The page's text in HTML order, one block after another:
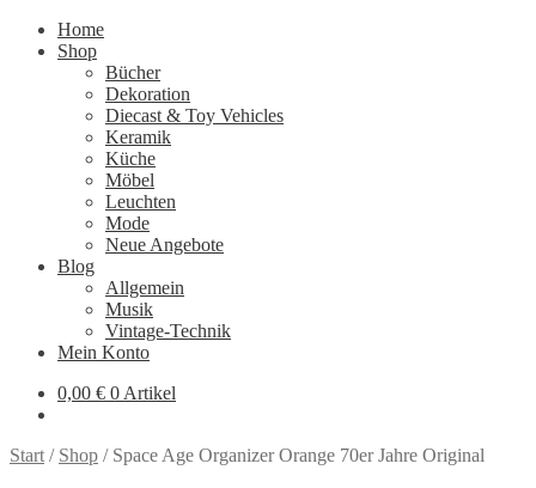
Home
Shop
Bücher
Dekoration
Diecast & Toy Vehicles
Keramik
Küche
Möbel
Leuchten
Mode
Neue Angebote
Blog
Allgemein
Musik
Vintage-Technik
Mein Konto
0,00 € 0 Artikel
Start / Shop / Space Age Organizer Orange 70er Jahre Original